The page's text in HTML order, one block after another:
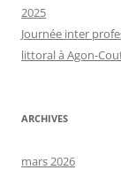
2025
Journée inter
littoral à Agon-
ARCHIVES
mars 2026